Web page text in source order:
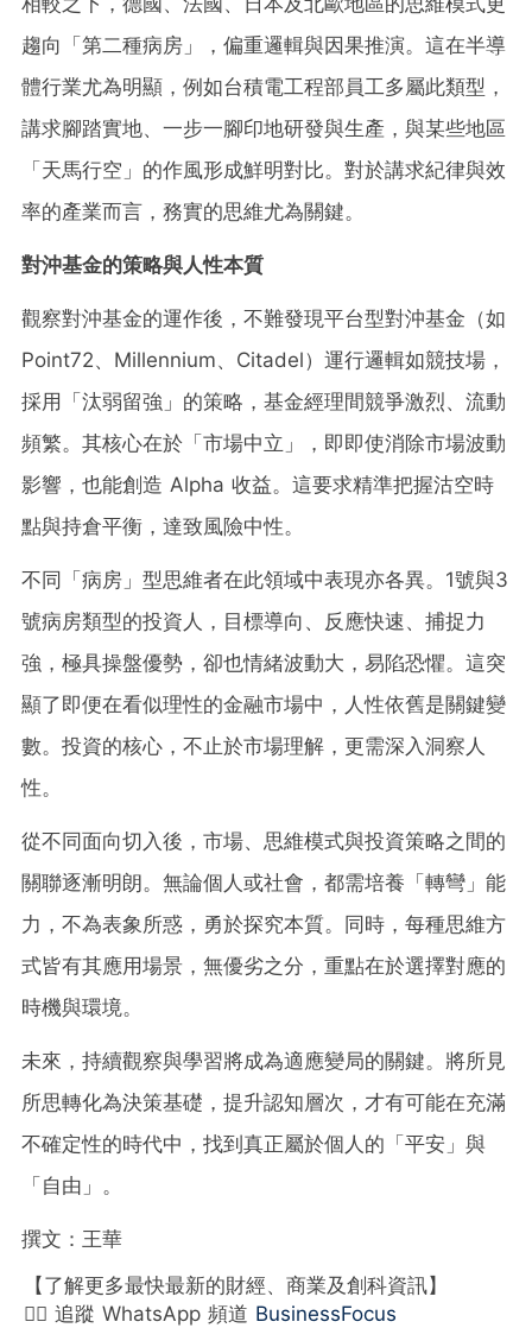
趨向「第二種病房」，偏重邏輯與因果推演。這在半導
體行業尤為明顯，例如台積電工程部員工多屬此類型，
講求腳踏實地、一步一腳印地研發與生產，與某些地區
「天馬行空」的作風形成鮮明對比。對於講求紀律與效
率的產業而言，務實的思維尤為關鍵。
對沖基金的策略與人性本質
觀察對沖基金的運作後，不難發現平台型對沖基金（如
Point72、Millennium、Citadel）運行邏輯如競技場，
採用「汰弱留強」的策略，基金經理間競爭激烈、流動
頻繁。其核心在於「市場中立」，即即使消除市場波動
影響，也能創造 Alpha 收益。這要求精準把握沽空時
點與持倉平衡，達致風險中性。
不同「病房」型思維者在此領域中表現亦各異。1號與3
號病房類型的投資人，目標導向、反應快速、捕捉力
強，極具操盤優勢，卻也情緒波動大，易陷恐懼。這突
顯了即便在看似理性的金融市場中，人性依舊是關鍵變
數。投資的核心，不止於市場理解，更需深入洞察人
性。
從不同面向切入後，市場、思維模式與投資策略之間的
關聯逐漸明朗。無論個人或社會，都需培養「轉彎」能
力，不為表象所惑，勇於探究本質。同時，每種思維方
式皆有其應用場景，無優劣之分，重點在於選擇對應的
時機與環境。
未來，持續觀察與學習將成為適應變局的關鍵。將所見
所思轉化為決策基礎，提升認知層次，才有可能在充滿
不確定性的時代中，找到真正屬於個人的「平安」與
「自由」。
撰文：王華
【了解更多最快最新的財經、商業及創科資訊】
👉🏻 追蹤 WhatsApp 頻道 BusinessFocus